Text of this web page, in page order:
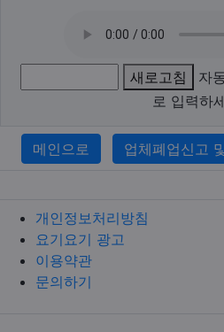
새로고침
자
로 입력하
메인으로 업체폐업신고
개인정보처리방침
요기요기 광고
이용약관
문의하기